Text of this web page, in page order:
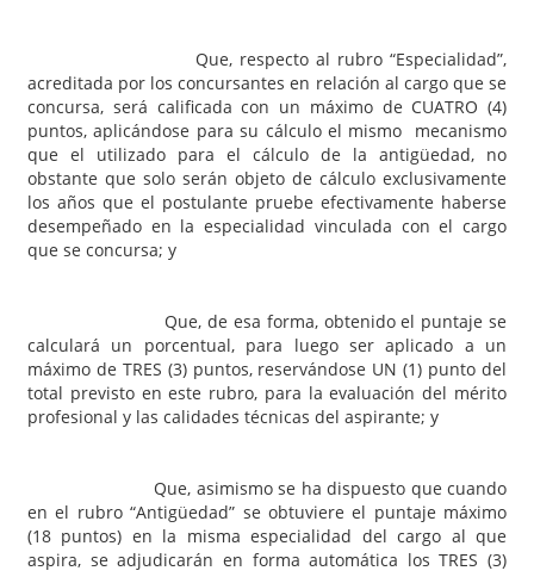
Que, respecto al rubro “Especialidad”,
acreditada por los concursantes en relación al cargo que se
concursa, será calificada con un máximo de CUATRO (4)
puntos, aplicándose para su cálculo el mismo mecanismo
que el utilizado para el cálculo de la antigüedad, no
obstante que solo serán objeto de cálculo exclusivamente
los años que el postulante pruebe efectivamente haberse
desempeñado en la especialidad vinculada con el cargo
que se concursa; y
Que, de esa forma, obtenido el puntaje se
calculará un porcentual, para luego ser aplicado a un
máximo de TRES (3) puntos, reservándose UN (1) punto del
total previsto en este rubro, para la evaluación del mérito
profesional y las calidades técnicas del aspirante; y
Que, asimismo se ha dispuesto que cuando
en el rubro “Antigüedad” se obtuviere el puntaje máximo
(18 puntos) en la misma especialidad del cargo al que
aspira, se adjudicarán en forma automática los TRES (3)